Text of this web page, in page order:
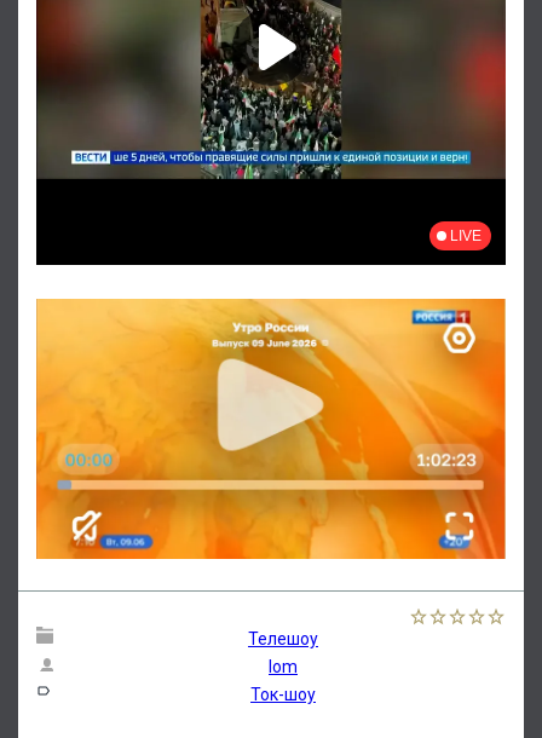
Телешоу
lom
Ток-шоу